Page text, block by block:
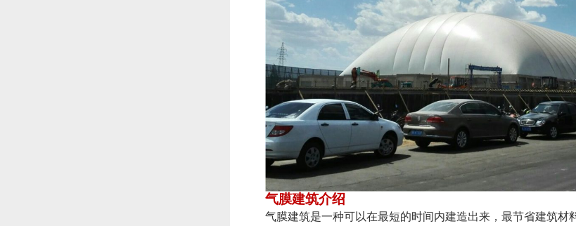
气膜建筑介绍
气膜建筑是一种可以在最短的时间内建造出来，最节省建筑材